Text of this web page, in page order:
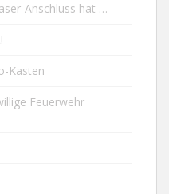
Anschluss hat …
Kasten
Feuerwehr